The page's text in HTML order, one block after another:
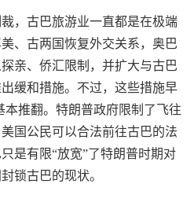
，古巴旅游业一直都是在极端
、古两国恢复外交关系，奥巴
亲、侨汇限制，并扩大与古巴
缓和措施。不过，这些措施早
本推翻。特朗普政府限制了飞往
国公民可以合法前往古巴的法
是有限“放宽”了特朗普时期对
锁古巴的现状。